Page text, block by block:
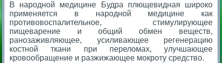
В народной медицине Будра плющевидная широко
применяется в народной медицине как
противовоспалительное, стимулирующее
пищеварение и общий обмен веществ,
ранозаживляющее, усиливающее регенерацию
костной ткани при переломах, улучшающее
кровообращение и разжижающее мокроту средство.